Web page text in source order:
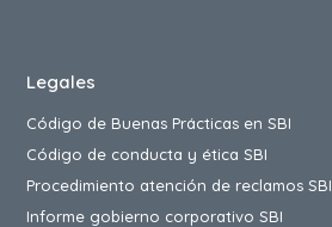
Legales
Código de Buenas Prácticas en SBI
Código de conducta y ética SBI
Procedimiento atención de reclamos SBI
Informe gobierno corporativo SBI